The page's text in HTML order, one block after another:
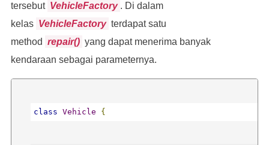
/* kode lainnya dalam pembuatan class Car,
tersebut VehicleFactory . Di dalam
kelas VehicleFactory terdapat satu
method repair() yang dapat menerima banyak
kendaraan sebagai parameternya.
class Vehicle {